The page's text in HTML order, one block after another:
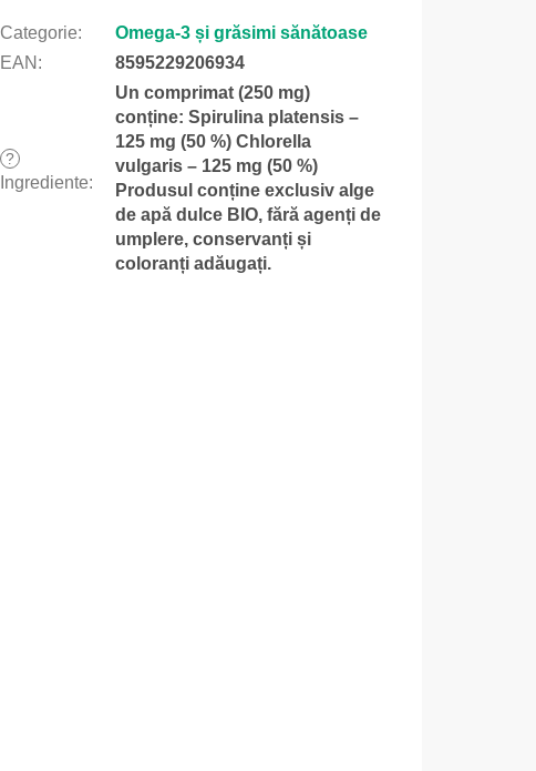
Categorie:
Omega-3 și grăsimi sănătoase
EAN : 8595229206934
?
Ingrediente:
Un comprimat (250 mg)
conține: Spirulina platensis –
125 mg (50 %) Chlorella
vulgaris – 125 mg (50 %)
Produsul conține exclusiv alge
de apă dulce BIO, fără agenți de
umplere, conservanți și
coloranți adăugați.